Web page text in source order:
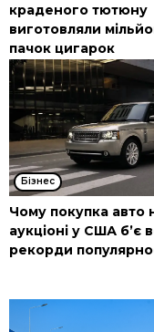
краденого тютюну
виготовляли
пачок цигарок
Бізнес
Чому покупка авто
аукціоні у США б’є
рекорди